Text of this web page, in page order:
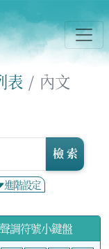
表 內文
進階設定
檢 索
聲調符號小鍵盤